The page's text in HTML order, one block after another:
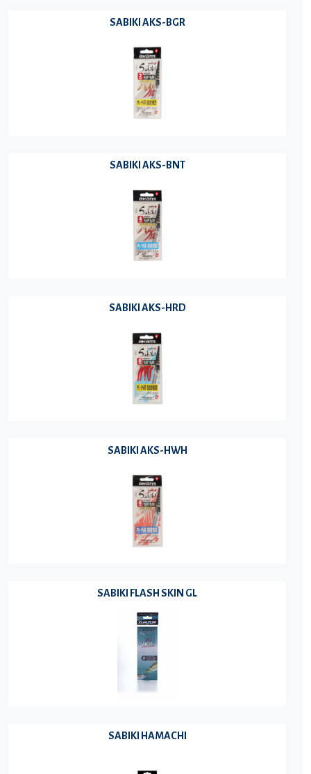
SABIKI AKS-BGR
SABIKI AKS-BNT
SABIKI AKS-HRD
SABIKI AKS-HWH
SABIKI FLASH SKIN GL
SABIKI HAMACHI